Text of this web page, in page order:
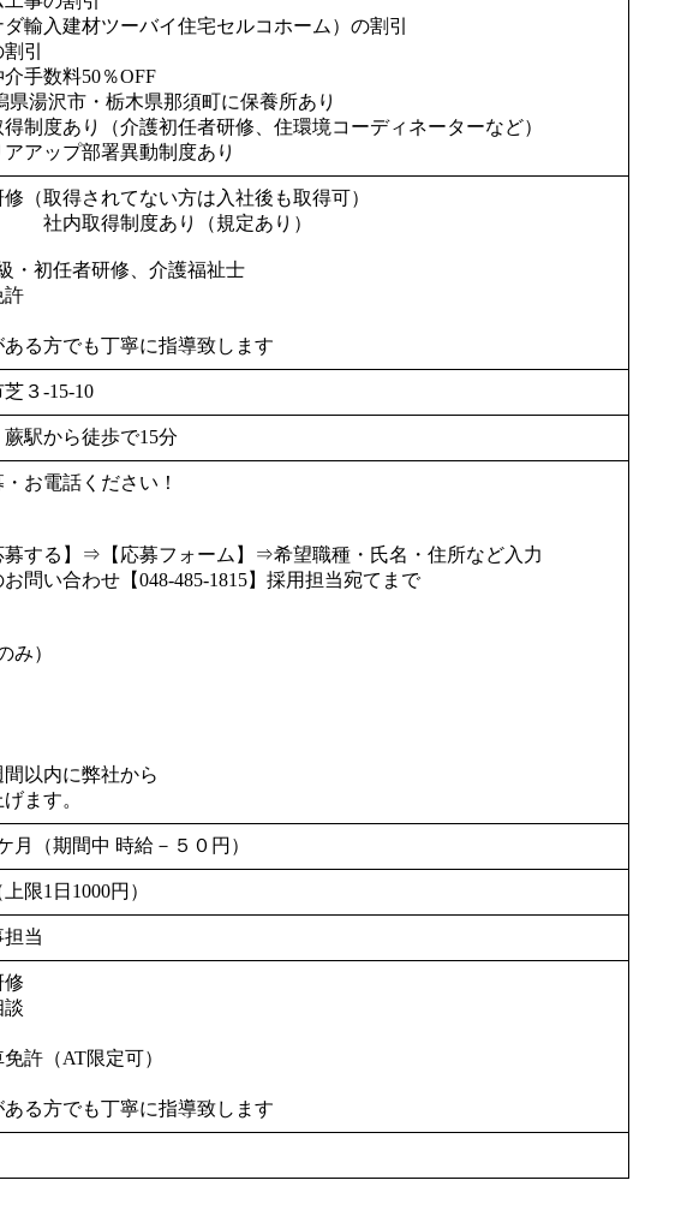
ダ輸入建材ツーバイ住宅セルコホーム）の割引
引
介手数料50％OFF
県湯沢市・栃木県那須町に保養所あり
得制度あり（介護初任者研修、住環境コーディネーターなど）
アアップ部署異動制度あり
（取得されてない方は入社後も取得可）
制度あり（規定あり）
・初任者研修、介護福祉士
許
る方でも丁寧に指導致します
３-15-10
駅から徒歩で15分
お電話ください！
募する】⇒【応募フォーム】⇒希望職種・氏名・住所など入力
問い合わせ【048-485-1815】採用担当宛てまで
み）
以内に弊社から
ます。
月（期間中 時給－５０円）
限1日1000円）
当
修
談
許（AT限定可）
る方でも丁寧に指導致します